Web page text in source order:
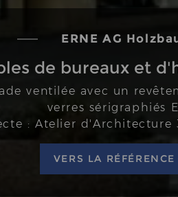
ERNE AG
de bureaux et
ventilée avec un
verres sérigraphiés
: Atelier d'Architecture
VERS LA RÉFÉRENCE
ERNE AG
de bureaux et
ventilée avec un
verres sérigraphiés
: Atelier d'Architecture
VERS LA RÉFÉRENCE